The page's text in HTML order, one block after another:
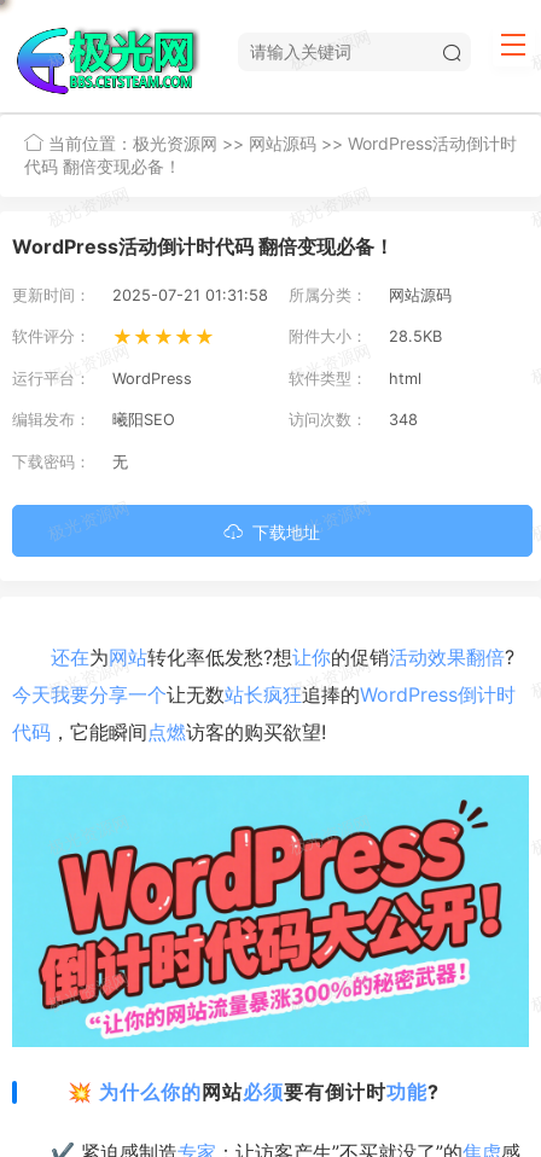
当前位置： 极光资源网 >> 网站源码 >> WordPress活动倒计时
代码 翻倍变现必备！
WordPress活动倒计时代码 翻倍变现必备！
更新时间： 2025-07-21 01:31:58 所属分类： 网站源码
软件评分： ★★★★★ 附件大小： 28.5KB
运行平台： WordPress 软件类型： html
编辑发布： 曦阳SEO 访问次数： 348
下载密码： 无
下载地址
还在为网站转化率低发愁?想让你的促销活动效果翻倍?
今天我要分享一个让无数站长疯狂追捧的WordPress倒计时
代码 ，它能瞬间点燃访客的购买欲望!
💥 为什么你的 网站必须要有倒计时功能?